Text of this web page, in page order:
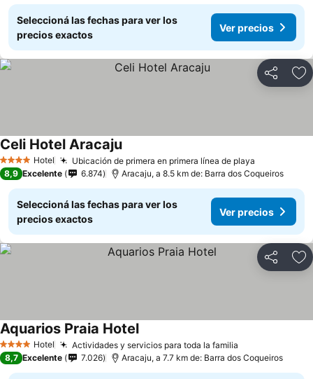
Seleccioná las fechas para ver los
precios exactos
Ver precios
Compartir
4 EstrellasHotel Ubicación de primera en primera línea de playa
Celi Hotel Aracaju
8,9 Excelente 6.874 Aracaju, a 8.5 km de: Barra dos Coqueiros
Seleccioná las fechas para ver los
precios exactos
Ver precios
Compartir
4 EstrellasHotel Actividades y servicios para toda la familia
Aquarios Praia Hotel
8,7 Excelente 7.026 Aracaju, a 7.7 km de: Barra dos Coqueiros